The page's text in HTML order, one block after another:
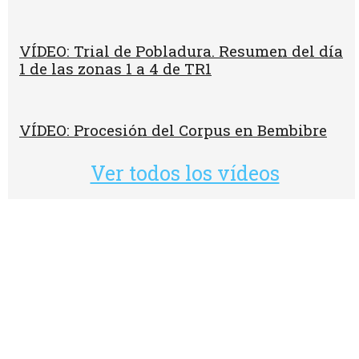
VÍDEO: Trial de Pobladura. Resumen del día
1 de las zonas 1 a 4 de TR1
VÍDEO: Procesión del Corpus en Bembibre
Ver todos los vídeos